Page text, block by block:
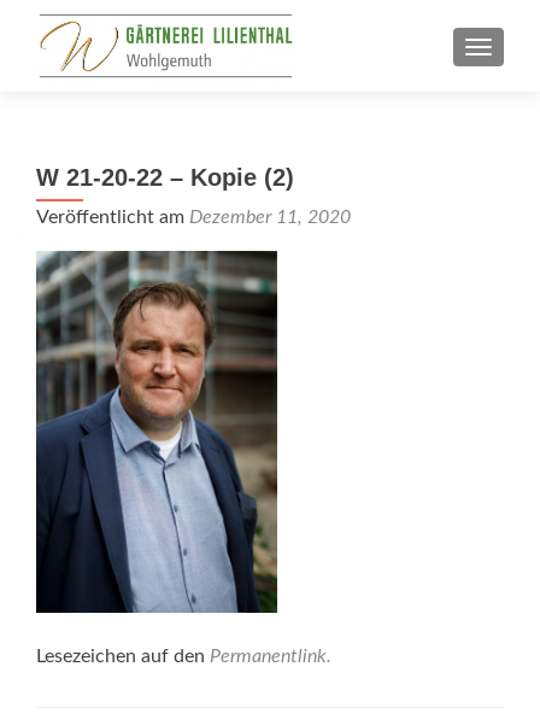
W 21-20-22 – Kopie (2)
Veröffentlicht am Dezember 11, 2020
Lesezeichen auf den Permanentlink.